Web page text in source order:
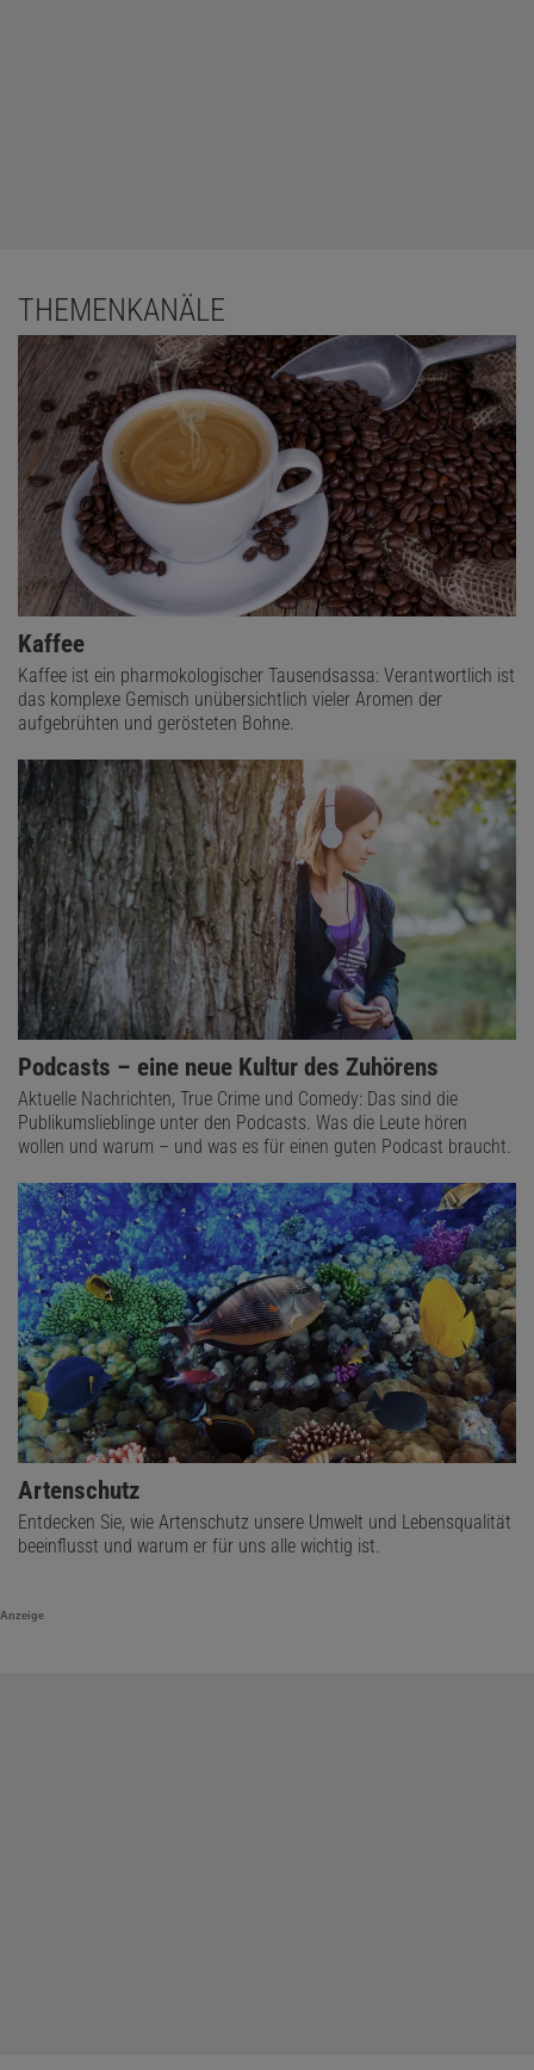
THEMENKANÄLE
Kaffee
Kaffee ist ein pharmokologischer Tausendsassa: Verantwortlich ist
das komplexe Gemisch unübersichtlich vieler Aromen der
aufgebrühten und gerösteten Bohne.
Podcasts – eine neue Kultur des Zuhörens
Aktuelle Nachrichten, True Crime und Comedy: Das sind die
Publikumslieblinge unter den Podcasts. Was die Leute hören
wollen und warum – und was es für einen guten Podcast braucht.
Artenschutz
Entdecken Sie, wie Artenschutz unsere Umwelt und Lebensqualität
beeinflusst und warum er für uns alle wichtig ist.
Anzeige